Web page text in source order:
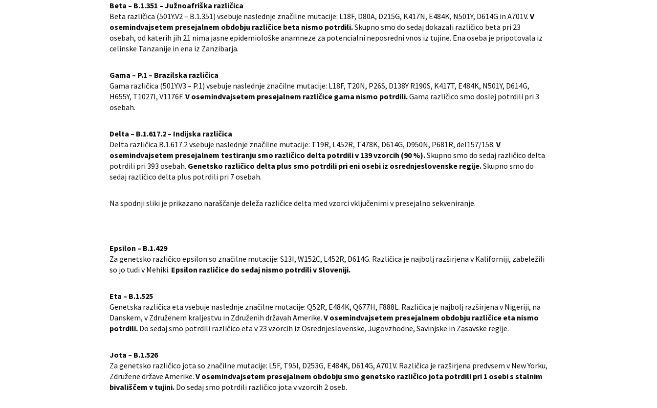
Beta – B.1.351 – Južnoafriška različica
Beta različica (501Y.V2 – B.1.351) vsebuje naslednje značilne mutacije: L18F, D80A, D215G, K417N, E484K, N501Y, D614G in A701V. V
osemindvajsetem presejalnem obdobju različice beta nismo potrdili.Skupno smo do sedaj dokazali različico beta pri 23
osebah, od katerih jih 21 nima jasne epidemiološke anamneze za potencialni neposredni vnos iz tujine. Ena oseba je pripotovala iz
celinske Tanzanije in ena iz Zanzibarja.
Gama – P.1 – Brazilska različica
Gama različica (501Y.V3 – P.1) vsebuje naslednje značilne mutacije: L18F, T20N, P26S, D138Y R190S, K417T, E484K, N501Y, D614G,
H655Y, T1027I, V1176F. V osemindvajsetem presejalnem različice gama nismo potrdili.Gama različico smo doslej potrdili pri 3
osebah.
Delta – B.1.617.2 – Indijska različica
Delta različica B.1.617.2 vsebuje naslednje značilne mutacije: T19R, L452R, T478K, D614G, D950N, P681R, del157/158. V
osemindvajsetem presejalnem testiranju smo različico delta potrdili v 139 vzorcih (90 %).Skupno smo do sedaj različico delta
potrdili pri 393 osebah. Genetsko različico delta plus smo potrdili pri eni osebi iz osrednjeslovenske regije.Skupno smo do
sedaj različico delta plus potrdili pri 7 osebah.
Na spodnji sliki je prikazano naraščanje deleža različice delta med vzorci vključenimi v presejalno sekveniranje.
Epsilon – B.1.429
Za genetsko različico epsilon so značilne mutacije: S13I, W152C, L452R, D614G. Različica je najbolj razširjena v Kaliforniji, zabeležili
so jo tudi v Mehiki. Epsilon različice do sedaj nismo potrdili v Sloveniji.
Eta – B.1.525
Genetska različica eta vsebuje naslednje značilne mutacije: Q52R, E484K, Q677H, F888L. Različica je najbolj razširjena v Nigeriji, na
Danskem, v Združenem kraljestvu in Združenih državah Amerike. V osemindvajsetem presejalnem obdobju različice eta nismo
potrdili. Do sedaj smo potrdili različico eta v 23 vzorcih iz Osrednjeslovenske, Jugovzhodne, Savinjske in Zasavske regije.
Jota – B.1.526
Za genetsko različico jota so značilne mutacije: L5F, T95I, D253G, E484K, D614G, A701V. Različica je razširjena predvsem v New Yorku,
Združene države Amerike. V osemindvajsetem presejalnem obdobju smo genetsko različico jota potrdili pri 1 osebi s stalnim
bivališčem v tujini. Do sedaj smo potrdili različico jota v vzorcih 2 oseb.